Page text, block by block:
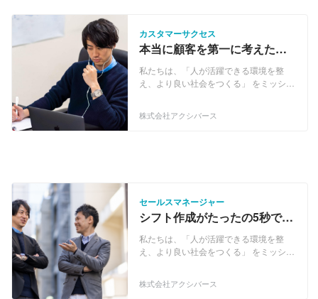
れる、新しいシフト自動作成プロダクト
です。 ▍「Shiftmation」が選ばれる理由
①自動作成は最短2秒！ ② ワンクリック
で圧倒的な【納得感】のあるシフトを作
成 ③ 7日間かかる複雑なシフトの最終決
の制限』『資格や役割に応じた出勤人
か？」など、 様々な要素を反映したシフ
トを1クリックで作成できるのは、
「Shiftmation」ならではです！ ▍動画で
わかる「Shiftmation」
https://youtu.be/GDikolTViNA
カスタマーサクセス
本当に顧客を第一に考えた
い！そんなCSのコアメンバー
を探しています！
私たちは、「人が活躍できる環境を整
え、より良い社会をつくる」 をミッショ
フト自動作成サービス「Shiftmation」
れる、新しいシフト自動作成プロダクト
です。 ▍「Shiftmation」が選ばれる理由
①自動作成は最短2秒！ ② ワンクリック
で圧倒的な【納得感】のあるシフトを作
成 ③ 7日間かかる複雑なシフトの最終決
の制限』『資格や役割に応じた出勤人
株式会社アクシバース
セールスマネージャー
シフト作成がたったの5秒で!?
急成長スタートアップでセー
ルス統括募集！
私たちは、「人が活躍できる環境を整
え、より良い社会をつくる」 をミッショ
フト自動作成サービス「Shiftmation」
株式会社アクシバース